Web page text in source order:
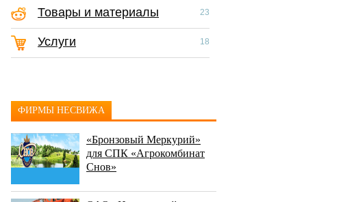
Товары и материалы 23
Услуги 18
ФИРМЫ НЕСВИЖА
«Бронзовый Меркурий»
для СПК «Агрокомбинат
Снов»